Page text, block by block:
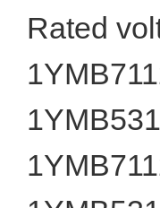
Rated